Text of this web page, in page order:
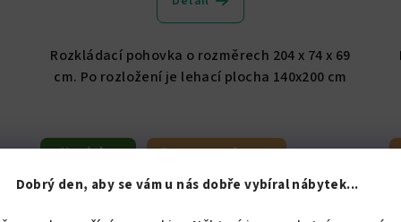
Dobrý den, aby se vám u nás dobře vybíral nábytek...
Rozkládací pohovka o rozměrech 204 x 74 x 69
cm. Po rozložení je lehací plocha 140x200 cm
Novinka Doprava zdarma